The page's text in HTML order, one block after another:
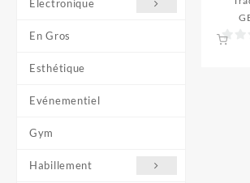
Electronique
En Gros
Esthétique
Evénementiel
Gym
Habillement